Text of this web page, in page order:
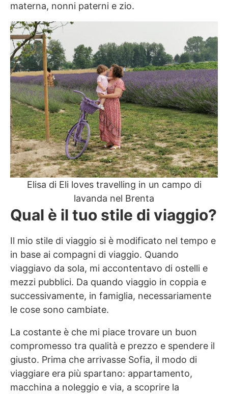
materna, nonni paterni e zio.
Elisa di Eli loves travelling in un campo di
lavanda nel Brenta
Qual è il tuo stile di viaggio?
Il mio stile di viaggio si è modificato nel tempo e
in base ai compagni di viaggio. Quando
viaggiavo da sola, mi accontentavo di ostelli e
mezzi pubblici. Da quando viaggio in coppia e
successivamente, in famiglia, necessariamente
le cose sono cambiate.
La costante è che mi piace trovare un buon
compromesso tra qualità e prezzo e spendere il
giusto. Prima che arrivasse Sofia, il modo di
viaggiare era più spartano: appartamento,
macchina a noleggio e via, a scoprire la